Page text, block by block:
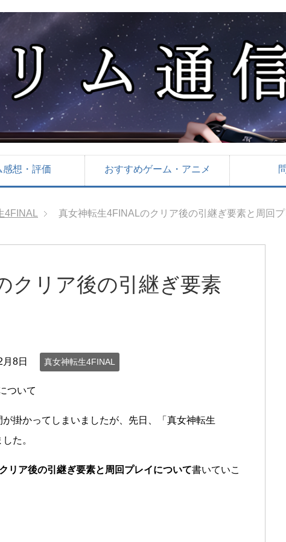
感想・評価 おすすめゲーム・アニメ
真女神転生4FINALのクリア後の引継ぎ要素と周回プ
クリア後の引継ぎ要素
8日 真女神転生4FINAL
ついて
掛かってしまいましたが、先日、「真女神転生
た。
リア後の引継ぎ要素と周回プレイについて書いていこ